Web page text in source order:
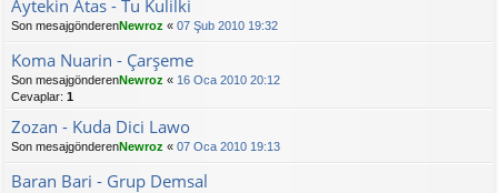
Aytekin Atas - Tu Kulilki
Son mesajgönderenNewroz « 07 Şub 2010 19:32
Koma Nuarin - Çarşeme
Son mesajgönderenNewroz « 16 Oca 2010 20:12
Cevaplar: 1
Zozan - Kuda Dici Lawo
Son mesajgönderenNewroz « 07 Oca 2010 19:13
Baran Bari - Grup Demsal